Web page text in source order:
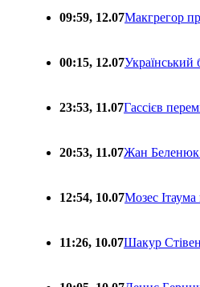
09:59, 12.07Макгрегор
00:15, 12.07
23:53, 11.07Гассієв
20:53, 11.07Жан Беленюк
12:54, 10.07Мозес
11:26, 10.07Шакур